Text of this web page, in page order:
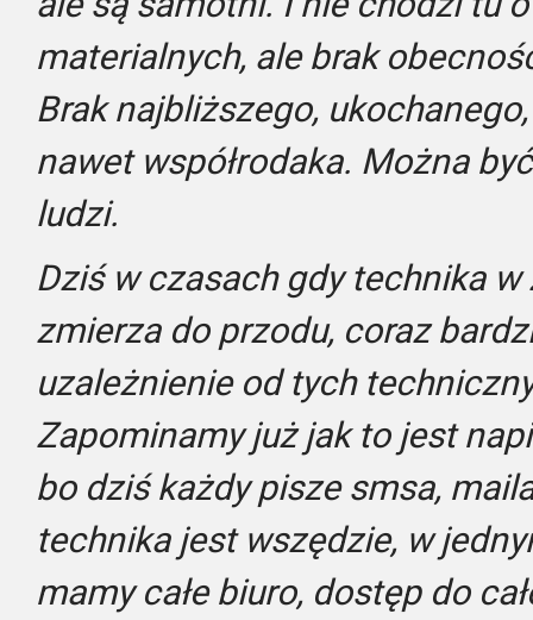
materialnych, ale brak
Brak najbliższego,
nawet współrodaka. Można
ludzi.
Dziś w czasach gdy technika
zmierza do przodu, coraz
uzależnienie od tych
Zapominamy już jak to jest
bo dziś każdy pisze smsa,
technika jest wszędzie, w
mamy całe biuro, dostęp do